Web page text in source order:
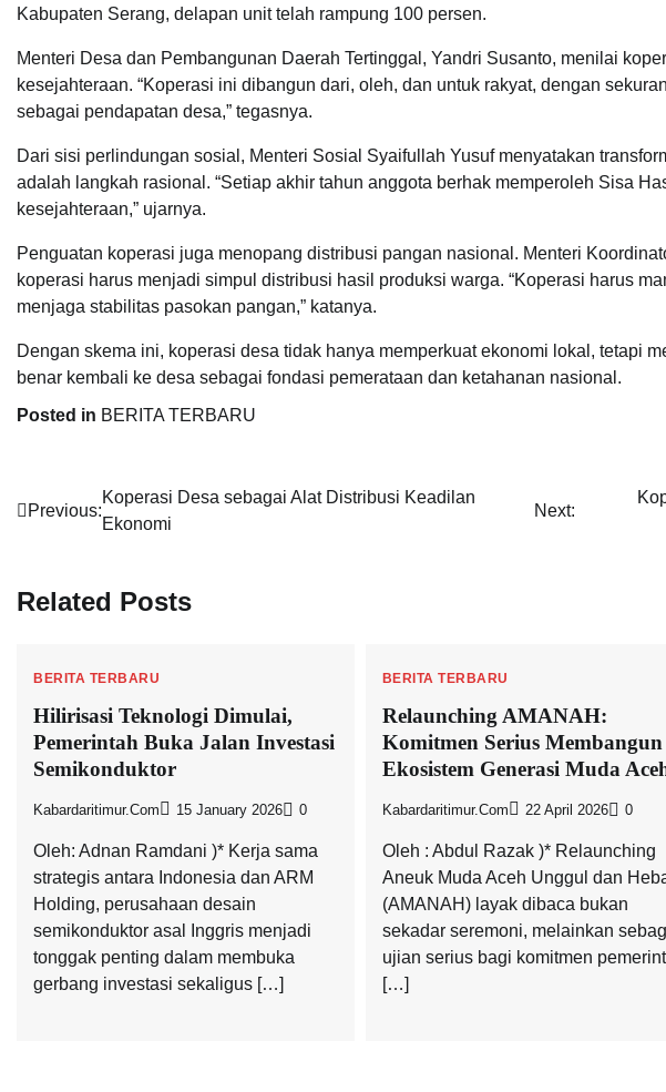
Kabupaten Serang, delapan unit telah rampung 100 persen.
Menteri Desa dan Pembangunan Daerah Tertinggal, Yandri Susanto, menilai
kesejahteraan. “Koperasi ini dibangun dari, oleh, dan untuk rakyat, dengan
sebagai pendapatan desa,” tegasnya.
Dari sisi perlindungan sosial, Menteri Sosial Syaifullah Yusuf menyatakan
adalah langkah rasional. “Setiap akhir tahun anggota berhak memperoleh Sisa
kesejahteraan,” ujarnya.
Penguatan koperasi juga menopang distribusi pangan nasional. Menteri
koperasi harus menjadi simpul distribusi hasil produksi warga. “Koperasi harus
menjaga stabilitas pasokan pangan,” katanya.
Dengan skema ini, koperasi desa tidak hanya memperkuat ekonomi lokal, tetapi
benar kembali ke desa sebagai fondasi pemerataan dan ketahanan nasional.
Posted in BERITA TERBARU
Post
Previous:
Koperasi Desa sebagai Alat Distribusi Keadilan
Ekonomi
Next:
Related Posts
BERITA TERBARU
Hilirisasi Teknologi Dimulai,
Pemerintah Buka Jalan Investasi
Semikonduktor
Kabardaritimur.com 15 January 2026 0
Oleh: Adnan Ramdani )* Kerja sama
strategis antara Indonesia dan ARM
Holding, perusahaan desain
semikonduktor asal Inggris menjadi
tonggak penting dalam membuka
gerbang investasi sekaligus […]
BERITA TERBARU
Relaunching AMANAH:
Komitmen Serius Membangun
Ekosistem Generasi Muda
Kabardaritimur.com 22 April 2026 0
Oleh : Abdul Razak )* Relaunching
Aneuk Muda Aceh Unggul dan
(AMANAH) layak dibaca bukan
sekadar seremoni, melainkan
ujian serius bagi komitmen
[…]